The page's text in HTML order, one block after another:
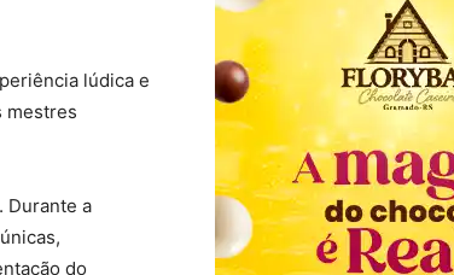
lúdica e
mestres
Durante a
do